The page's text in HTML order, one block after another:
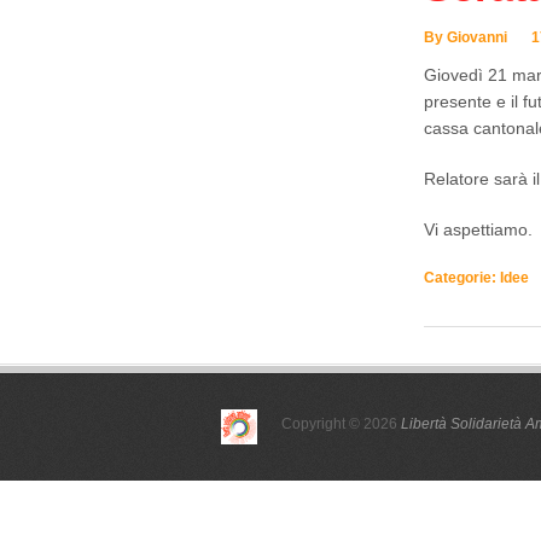
By Giovanni
Giovedì 21
presente e il
cassa
Relatore sarà
Vi aspettiamo.
Categorie: Idee
Copyright © 2026 Libertà Solidarietà